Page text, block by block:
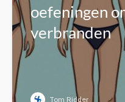
oefeningen
verbranden
Tom Ridder